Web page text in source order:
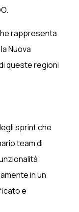
rappresenta
Nuova
queste regioni
sprint che
team di
in un
e